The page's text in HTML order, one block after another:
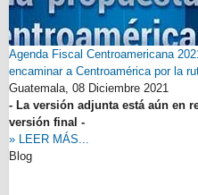
Agenda Fiscal Centroamericana
encaminar a Centroamérica por la
Guatemala, 08 Diciembre 2021
- La versión adjunta está aún en
versión final -
» LEER MÁS...
Blog